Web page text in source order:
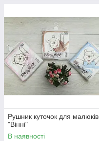
Рушник куточок для малюків
"Вінні"
В наявності